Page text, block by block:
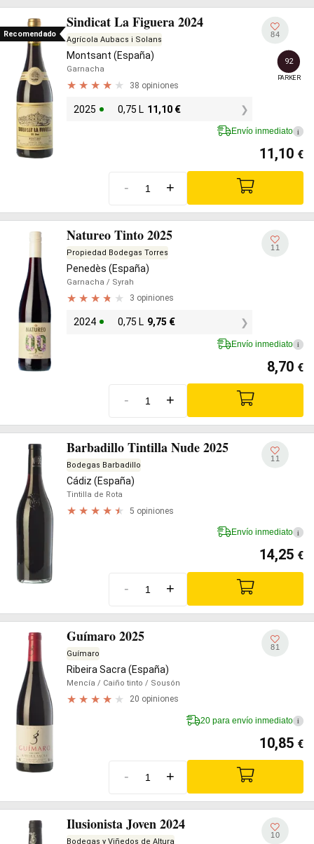
Recomendado
Sindicat La Figuera 2024
Agrícola Aubacs i Solans
Montsant (España)
Garnacha
38 opiniones
2025 0,75 L 11,10 €
84
92
PARKER
Envío inmediato i
11,10 €
- +
Natureo Tinto 2025
Propiedad Bodegas Torres
Penedès (España)
Garnacha / Syrah
3 opiniones
2024 0,75 L 9,75 €
11
Envío inmediato i
8,70 €
- +
Barbadillo Tintilla Nude 2025
Bodegas Barbadillo
Cádiz (España)
Tintilla de Rota
5 opiniones
11
Envío inmediato i
14,25 €
- +
Guímaro 2025
Guímaro
Ribeira Sacra (España)
Mencía / Caiño tinto / Sousón
20 opiniones
81
20 para envío inmediato i
10,85 €
- +
Ilusionista Joven 2024
Bodegas y Viñedos de Altura
10